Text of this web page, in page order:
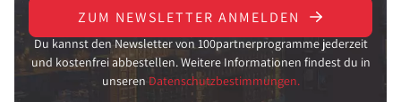
ZUM NEWSLETTER ANMELDEN
Du kannst den Newsletter von 100partnerprogramme jederzeit
und kostenfrei abbestellen. Weitere Informationen findest du in
unseren Datenschutzbestimmungen.